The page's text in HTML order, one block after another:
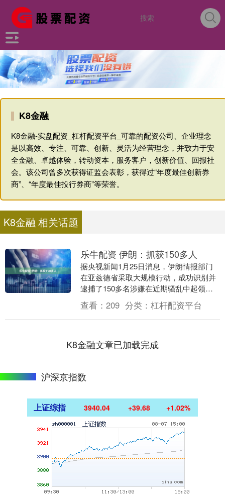
K8金融
K8金融-实盘配资_杠杆配资平台_可靠的配资公司、企业理念
是以高效、专注、可靠、创新、灵活为经营理念，并致力于安
全金融、卓越体验，转动资本，服务客户，创新价值、回报社
会。该公司曾多次获得证监会表彰，获得过“年度最佳创新券
商”、“年度最佳投行券商”等荣誉。
K8金融 相关话题
乐牛配资 伊朗：抓获150多人
据央视新闻1月25日消息，伊朗情报部门
在亚兹德省采取大规模行动，成功识别并
逮捕了150多名涉嫌在近期骚乱中起领导
作用的核心成员。 通报指出，这些被捕者
并非普通抗....
查看： 209 分类： 杠杆配资平台
K8金融文章已加载完成
沪深京指数
上证综指 3940.04 +39.68 +1.02%